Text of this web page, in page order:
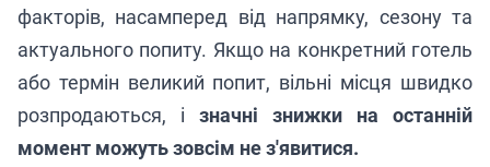
факторів, насамперед від напрямку, сезону та
актуального попиту. Якщо на конкретний готель
або термін великий попит, вільні місця швидко
розпродаються, і значні знижки на останній
момент можуть зовсім не з'явитися.